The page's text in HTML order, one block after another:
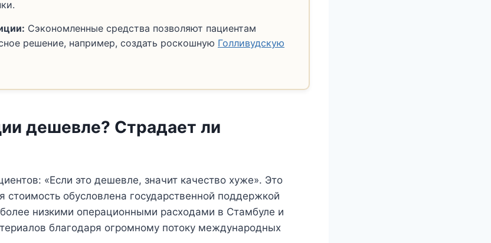
Сэкономленные средства позволяют пациентам
решение, например, создать роскошную Голливудскую
дешевле? Страдает ли
«Если это дешевле, значит качество хуже». Это
обусловлена государственной поддержкой
низкими операционными расходами в Стамбуле и
благодаря огромному потоку международных